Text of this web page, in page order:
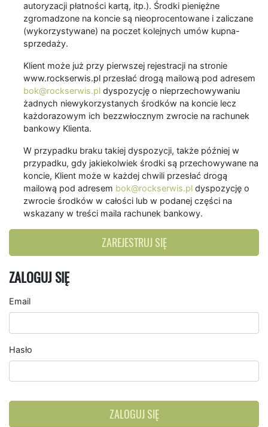
autoryzacji płatności kartą, itp.). Środki pieniężne
zgromadzone na koncie są nieoprocentowane i zaliczane
(wykorzystywane) na poczet kolejnych umów kupna-
sprzedaży.
Klient może już przy pierwszej rejestracji na stronie
www.rockserwis.pl przesłać drogą mailową pod adresem
bok@rockserwis.pl dyspozycję o nieprzechowywaniu
żadnych niewykorzystanych środków na koncie lecz
każdorazowym ich bezzwłocznym zwrocie na rachunek
bankowy Klienta.
W przypadku braku takiej dyspozycji, także później w
przypadku, gdy jakiekolwiek środki są przechowywane na
koncie, Klient może w każdej chwili przesłać drogą
mailową pod adresem bok@rockserwis.pl dyspozycję o
zwrocie środków w całości lub w podanej części na
wskazany w treści maila rachunek bankowy.
ZAREJESTRUJ SIĘ
ZALOGUJ SIĘ
Email
Hasło
ZALOGUJ SIĘ